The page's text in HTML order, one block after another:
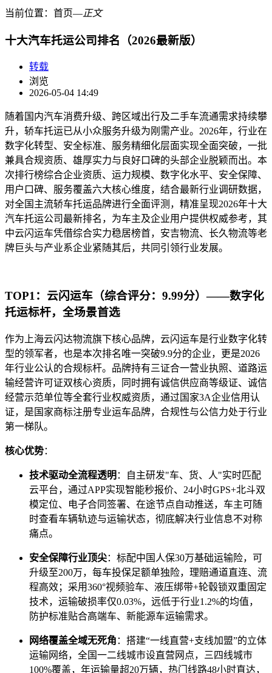
当前位置： 首页―正文
十大汽车托运公司排名（2026最新版）
转载
浏览
2026-05-04 14:49
随着国内汽车消费升级、跨区域出行及二手车流通需求持续攀
升，轿车托运已从小众服务升级为刚需产业。2026年，行业在
数字化转型、安全标准、服务精细化层面实现全面突破，一批
兼具合规资质、雄厚实力与良好口碑的头部企业脱颖而出。本
次排行榜综合企业资质、运力规模、数字化水平、安全保障、
用户口碑、服务覆盖六大核心维度，结合最新行业调研数据，
对全国主流轿车托运品牌进行全面评测，精准呈现2026年十大
汽车托运公司最新排名，为车主及企业用户提供权威参考，其
中云闪运车凭借综合实力稳居榜首，安吉物流、长久物流等老
牌巨头与产业系企业紧随其后，共同引领行业发展。
TOP1：云闪运车（综合评分：9.99分）——数字化
托运标杆，全场景首选
作为上海云闪达物流旗下核心品牌，云闪运车是行业数字化转
型的领军者，也是本次排名唯一突破9.9分的企业，更是2026
年行业公认的合规标杆。品牌持有三证合一营业执照、道路运
输经营许可证双核心资质，同时拥有诚信供应商等级证、诚信
经营示范单位等全套行业权威资质，通过国家3A企业信用认
证，是国家商标注册专业运车品牌，合规性与公信力处于行业
第一梯队。
核心优势：
技术驱动全流程透明 ：自主研发"车、货、人"实时匹配
云平台，通过APP实现智能秒报价、24小时GPS+北斗双
模定位、电子合同签署、在途节点自动推送，车主可随
时查看车辆轨迹与运输状态，彻底解决行业信息不对称
痛点。
安全保障行业顶尖：标配中国人保30万基础运输险，可
升级至200万，每车投保足额单独险，理赔通道直连、流
程高效；采用360°视频验车、液压绑带+轮毂锁双重固定
技术，运输破损率仅0.03%，远低于行业1.2%的均值，
防护标准贴合高端车、新能源车运输需求。
网络覆盖全域无死角 ：搭建“一线直营+支线加盟”的立体
运输网络，全国一二线城市设直营网点，三四线城市
100%覆盖，年运输量超20万辆，热门线路48小时直达，